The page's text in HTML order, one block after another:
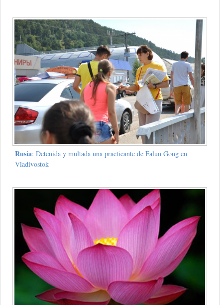
Rusia: Detenida y multada una practicante de Falun Gong en
Vladivostok